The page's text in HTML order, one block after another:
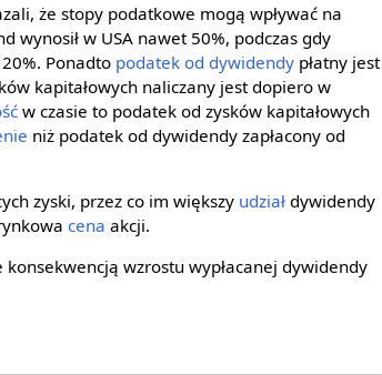
że stopy podatkowe mogą wpływać na
wynosił w USA nawet 50%, podczas gdy
Ponadto podatek od dywidendy płatny jest
kapitałowych naliczany jest dopiero w
w czasie to podatek od zysków kapitałowych
niż podatek od dywidendy zapłacony od
zyski, przez co im większy udział dywidendy
cena akcji.
wzrostu wypłacanej dywidendy